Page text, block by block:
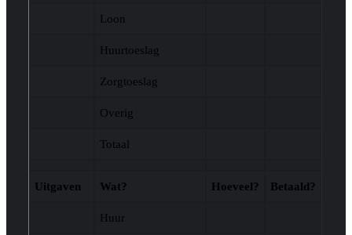
Loon
Huurtoeslag
Zorgtoeslag
Overig
Totaal
Uitgaven Wat? Hoeveel? Betaald?
Huur